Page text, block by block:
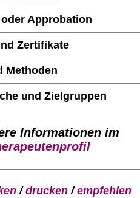
Approbation
Zertifikate
Methoden
und Zielgruppen
Informationen im
/drucken/empfehlen